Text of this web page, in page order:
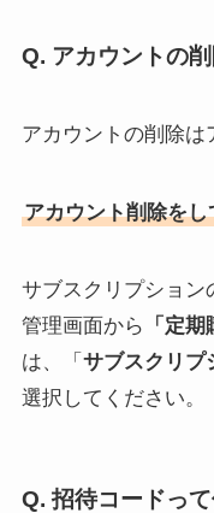
Q. アカウントの
アカウントの削除は
アカウント削除を
サブスクリプション
管理画面から
「定
は、「 サブスクリプ
選択してください。
Q. 招待コードって